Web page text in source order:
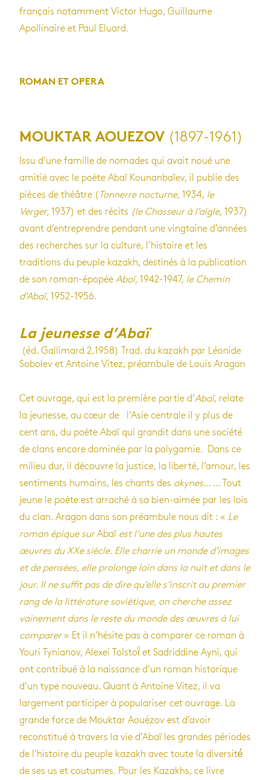
français notamment Victor Hugo, Guillaume
Apollinaire et Paul Eluard.
ROMAN ET OPERA
MOUKTAR AOUEZOV (1897-1961)
Issu d’une famille de nomades qui avait noué une
amitié avec le poète Abaï Kounanbaïev, il publie des
pièces de théâtre ( Tonnerre nocturne, 1934, le
Verger, 1937) et des récits (le Chasseur à l’aigle, 1937)
avant d’entreprendre pendant une vingtaine d’années
des recherches sur la culture, l’histoire et les
traditions du peuple kazakh, destinés à la publication
de son roman-épopée Abaï, 1942-1947, le Chemin
d’Abaï, 1952-1956.
La jeunesse d’Abaï
(éd. Gallimard 2,1958) Trad. du kazakh par Léonide
Sobolev et Antoine Vitez, préambule de Louis Aragon
Cet ouvrage, qui est la première partie d’Abaï, relate
la jeunesse, au cœur de l’Asie centrale il y plus de
cent ans, du poète Abaï qui grandit dans une société
de clans encore dominée par la polygamie. Dans ce
milieu dur, il découvre la justice, la liberté, l’amour, les
sentiments humains, les chants des akynes… … Tout
jeune le poète est arraché à sa bien-aimée par les lois
du clan. Aragon dans son préambule nous dit : « Le
roman épique sur Abaï est l‘une des plus hautes
œuvres du XXe siècle. Elle charrie un monde d’images
et de pensées, elle prolonge loin dans la nuit et dans le
jour. Il ne suffit pas de dire qu’elle s’inscrit au premier
rang de la littérature soviétique, on cherche assez
vainement dans le reste du monde des œuvres à lui
comparer » Et il n’hésite pas à comparer ce roman à
Youri Tynianov, Alexei Tolstoï̈ et Sadriddine Ayni, qui
ont contribué à la naissance d’un roman historique
d’un type nouveau. Quant à Antoine Vitez, il va
largement participer à populariser cet ouvrage. La
grande force de Mouktar Aouézov est d’avoir
reconstitué à travers la vie d’Abaï les grandes périodes
de l’histoire du peuple kazakh avec toute la diversité́
de ses us et coutumes. Pour les Kazakhs, ce livre